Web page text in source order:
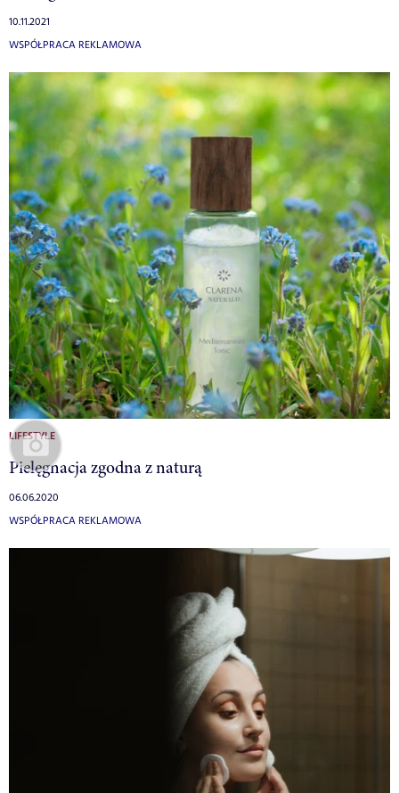
10.11.2021
WSPÓŁPRACA REKLAMOWA
LIFESTYLE
Pielęgnacja zgodna z naturą
06.06.2020
WSPÓŁPRACA REKLAMOWA